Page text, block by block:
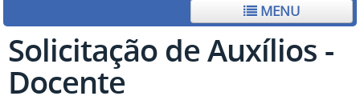
MENU
Solicitação de Auxílios -
Docente